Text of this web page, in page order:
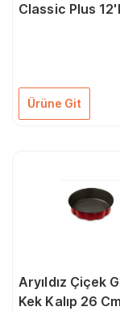
Classic Plus
Ürüne Git
Aryıldız Çiçek
Kek Kalıp 26 Cm